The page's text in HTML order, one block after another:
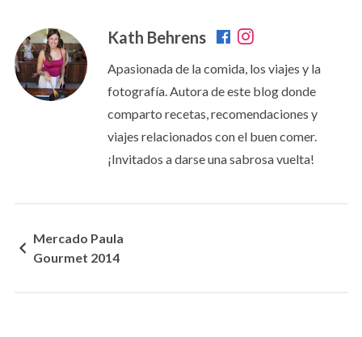
Kath Behrens
Apasionada de la comida, los viajes y la
fotografía. Autora de este blog donde
comparto recetas, recomendaciones y
viajes relacionados con el buen comer.
¡Invitados a darse una sabrosa vuelta!
Mercado Paula
Gourmet 2014